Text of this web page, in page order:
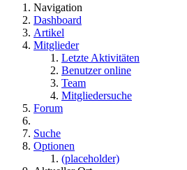
Navigation
Dashboard
Artikel
Mitglieder
Letzte Aktivitäten
Benutzer online
Team
Mitgliedersuche
Forum
Suche
Optionen
(placeholder)